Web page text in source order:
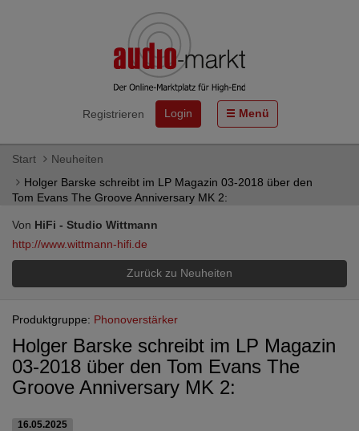
Registrieren Login Menü
Start
Neuheiten
Holger Barske schreibt im LP Magazin 03-2018 über den
Tom Evans The Groove Anniversary MK 2:
Von HiFi - Studio Wittmann
http://www.wittmann-hifi.de
Zurück zu Neuheiten
Produktgruppe: Phonoverstärker
Holger Barske schreibt im LP Magazin
03-2018 über den Tom Evans The
Groove Anniversary MK 2:
16.05.2025